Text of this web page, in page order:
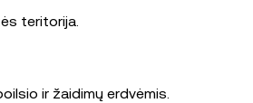
teritorija.
ir žaidimų erdvėmis.